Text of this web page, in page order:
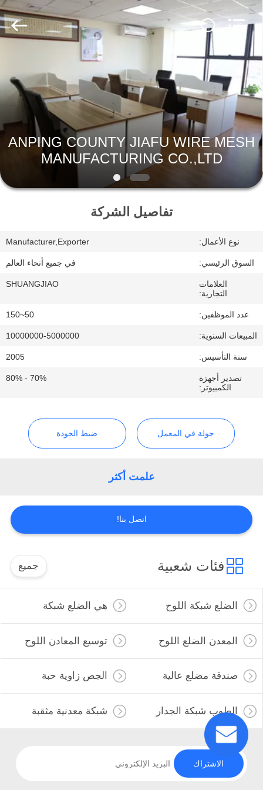
الصفحة
الرئيسية
منتجات
معلومات
عنا
المعمل
مراقبة
الجودة
اتصل
اقتباس
PRIVACY
POLICY
COUNTY
JIAFU
WIRE
MESH
MANUFACTURING
CO.,LTD.
Rights
Reserved.
ANPING COUNTY JIAFU WIRE MESH
MANUFACTURING CO.,LTD
تفاصيل الشركة
نوع الأعمال: Manufacturer,Exporter
السوق الرئيسي: في جميع أنحاء العالم
العلامات
التجارية:
SHUANGJIAO
عدد الموظفين: 50~150
المبيعات السنوية: 10000000-5000000
سنة التأسيس: 2005
تصدير أجهزة
الكمبيوتر:
70% - 80%
جولة في المعمل ضبط الجودة
علمت أكثر
اتصل بنا!
فئات شعبية جميع
الضلع شبكة اللوح هي الضلع شبكة
المعدن الضلع اللوح توسيع المعادن اللوح
صندقة مضلع عالية الجص زاوية حبة
الطوب شبكة الجدار شبكة معدنية مثقبة
الاشتراك